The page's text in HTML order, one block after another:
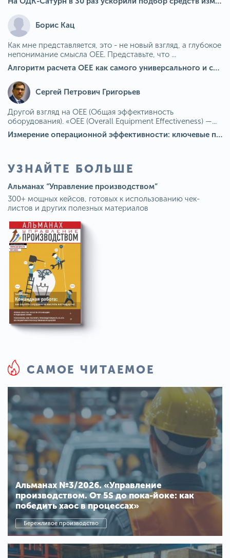
Борис Кац
Как мне представляется, это - не новый взгляд, а глубокое
непонимание смысла OEE. Представьте, что ...
Алгоритм расчета ОЕЕ как самого универсального и современного показателя эффективности оборудования в мире
Сергей Петрович Григорьев
Другой взгляд на OEE (Общая эффективность
оборудования). «OEE (Overall Equipment Effectiveness) —...
Измерение операционной эффективности: ключевые показатели для непрерывного совершенствования
УЗНАЙТЕ БОЛЬШЕ
Альманах “Управление производством”
300+ мощных кейсов, готовых к использованию чек-
листов и других полезных материалов
САМОЕ ЧИТАЕМОЕ
Альманах №3/2026. «Управление
производством. От 5S до пока-йоке: как
победить хаос в процессах»
Бережливое производство